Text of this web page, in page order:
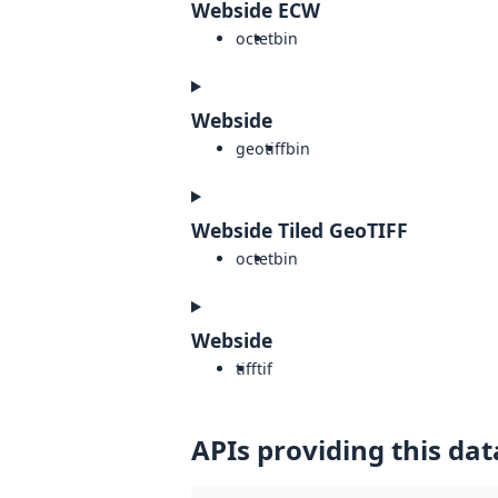
Webside ECW
octetbin
Webside
geotiffbin
Webside Tiled GeoTIFF
octetbin
Webside
tifftif
APIs providing this